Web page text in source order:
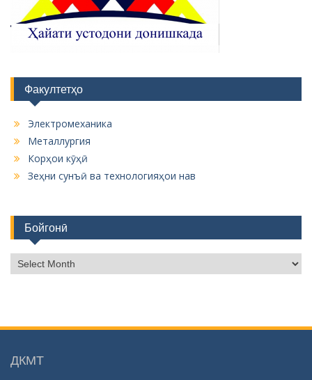
Факултетҳо
Электромеханика
Металлургия
Корҳои кӯҳӣ
Зеҳни сунъӣ ва технологияҳои нав
Бойгонӣ
о
н
ДКМТ